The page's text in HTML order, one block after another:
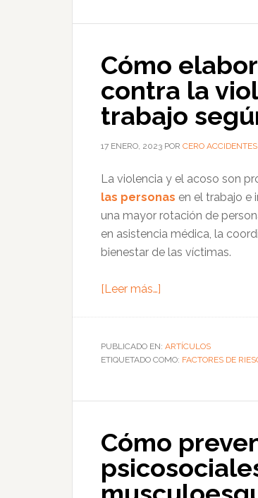
a
sílice
cristalina
respirable
en
el
sector
Cómo
contra la
trabajo
17 ENERO, 2023 POR CERO ACCIDENTES
La violencia y el acoso son
las personas en el trabajo e
una mayor rotación de
en asistencia médica, la
bienestar de las víctimas.
[Leer más…]
elaborar
una
empresarial
la
violencia
y
el
PUBLICADO EN: ARTÍCULOS
ETIQUETADO COMO: FACTORES DE
Cómo